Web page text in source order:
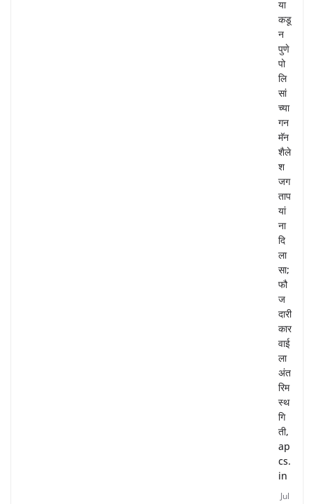
या
कडू
न
पुणे
पो
लि
सां
च्या
गन
मॅन
शैले
श
जग
ताप
यां
ना
दि
ला
सा;
फौ
ज
दारी
कार
वाई
ला
अंत
रिम
स्थ
गि
ती,
ap
cs.
in
Jul